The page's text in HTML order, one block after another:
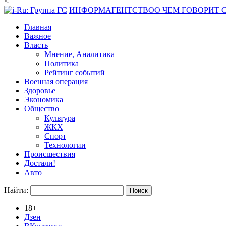
ИНФОРМАГЕНТСТВОО ЧЕМ ГОВОРИТ
Главная
Важное
Власть
Мнение, Аналитика
Политика
Рейтинг событий
Военная операция
Здоровье
Экономика
Общество
Культура
ЖКХ
Спорт
Технологии
Происшествия
Достали!
Авто
Найти:
18+
Дзен